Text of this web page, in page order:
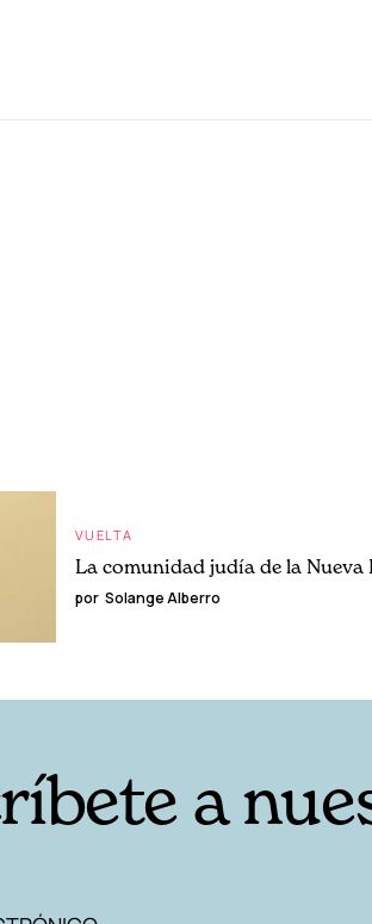
VUELTA
La comunidad judía de la
por Solange Alberro
a